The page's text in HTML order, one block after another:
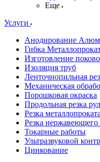
Еще
Услуги
Анодирование
Гибка
Изготовление
Изоляция труб
Ленточнопильная
Механическая
Порошковая окраска
Продольная резка
Резка металлопроката
Резка нержавеющего
Токарные работы
Ультразвуковой
Цинкование